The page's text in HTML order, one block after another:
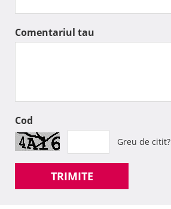
Comentariul tau
Cod
Greu de citit?
TRIMITE